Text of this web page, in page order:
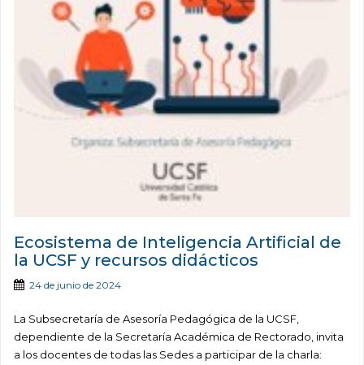
Ecosistema de Inteligencia Artificial de
la UCSF y recursos didácticos
24 de junio de 2024
La Subsecretaría de Asesoría Pedagógica de la UCSF,
dependiente de la Secretaría Académica de Rectorado, invita
a los docentes de todas las Sedes a participar de la charla: